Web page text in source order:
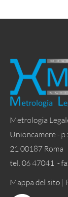
Metrologia
Unioncamere -
21 00187 Roma
tel. 06 47041 -
Mappa del sito |